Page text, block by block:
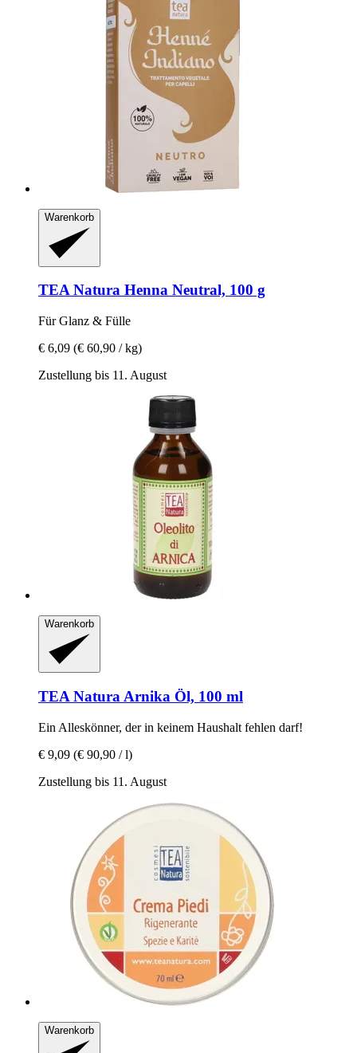
Warenkorb
TEA Natura Henna Neutral, 100 g
Für Glanz & Fülle
€ 6,09 (€ 60,90 / kg)
Zustellung bis 11. August
Warenkorb
TEA NaturaArnika Öl, 100 ml
Ein Alleskönner, der in keinem Haushalt fehlen darf!
€ 9,09 (€ 90,90 / l)
Zustellung bis 11. August
Warenkorb